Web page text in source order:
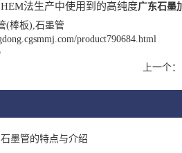
法生产中使用到的高纯度广东石墨
(棒板),石墨管
product790684.html
上一个：
墨管的特点与介绍